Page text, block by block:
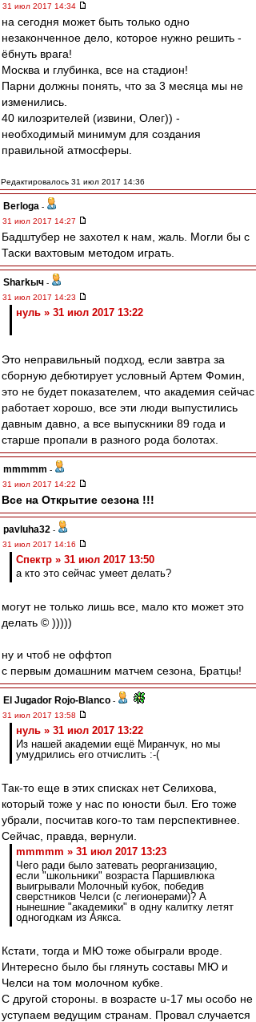
31 июл 2017 14:34
на сегодня может быть только одно
незаконченное дело, которое нужно решить -
ёбнуть врага!
Москва и глубинка, все на стадион!
Парни должны понять, что за 3 месяца мы не
изменились.
40 килозрителей (извини, Олег)) -
необходимый минимум для создания
правильной атмосферы.
Редактировалось 31 июл 2017 14:36
Berloga -
31 июл 2017 14:27
Бадштубер не захотел к нам, жаль. Могли бы с
Таски вахтовым методом играть.
Sharkыч -
31 июл 2017 14:23
нуль » 31 июл 2017 13:22
Это неправильный подход, если завтра за
сборную дебютирует условный Артем Фомин,
это не будет показателем, что академия сейчас
работает хорошо, все эти люди выпустились
давным давно, а все выпускники 89 года и
старше пропали в разного рода болотах.
mmmmm -
31 июл 2017 14:22
Все на Открытие сезона !!!
pavluha32 -
31 июл 2017 14:16
Спектр » 31 июл 2017 13:50
а кто это сейчас умеет делать?
могут не только лишь все, мало кто может это
делать © )))))
ну и чтоб не оффтоп
с первым домашним матчем сезона, Братцы!
El Jugador Rojo-Blanco -
31 июл 2017 13:58
нуль » 31 июл 2017 13:22
Из нашей академии ещё Миранчук, но мы
умудрились его отчислить :-(
Так-то еще в этих списках нет Селихова,
который тоже у нас по юности был. Его тоже
убрали, посчитав кого-то там перспективнее.
Сейчас, правда, вернули.
mmmmm » 31 июл 2017 13:23
Чего ради было затевать реорганизацию,
если "школьники" возраста Паршивлюка
выигрывали Молочный кубок, победив
сверстников Челси (с легионерами)? А
нынешние "академики" в одну калитку летят
одногодкам из Аякса.
Кстати, тогда и МЮ тоже обыграли вроде.
Интересно было бы глянуть составы МЮ и
Челси на том молочном кубке.
С другой стороны. в возрасте u-17 мы особо не
уступаем ведущим странам. Провал случается